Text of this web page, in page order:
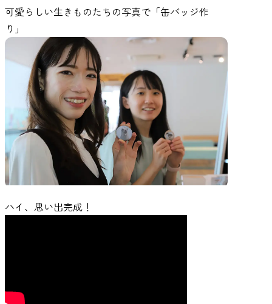
可愛らしい生きものたちの写真で「缶バッジ作
り」
ハイ、思い出完成！